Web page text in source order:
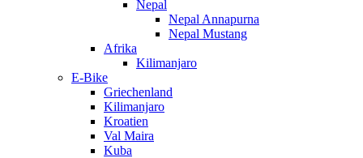
Nepal
Nepal Annapurna
Nepal Mustang
Afrika
Kilimanjaro
E-Bike
Griechenland
Kilimanjaro
Kroatien
Val Maira
Kuba